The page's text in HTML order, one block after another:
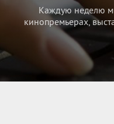
Каждую неделю
кинопремьерах,